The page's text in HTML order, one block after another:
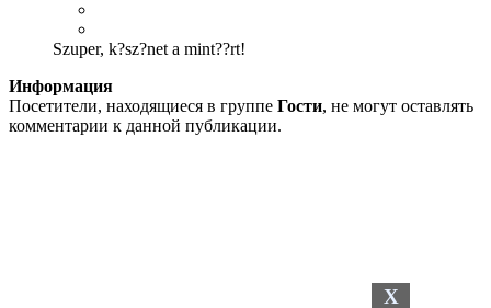
X
Szuper, k?sz?net a mint??rt!
Информация
Посетители, находящиеся в группе Гости, не могут оставлять
комментарии к данной публикации.